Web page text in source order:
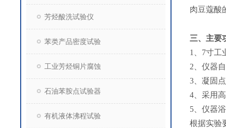
芳烃酸洗试验仪
苯类产品密度试验
工业芳烃铜片腐蚀
石油苯胺点试验器
有机液体沸程试验
肉豆蔻酸
三、主要
1、7寸工
2、仪器
3、凝固
4、采用
5、仪器
根据实验